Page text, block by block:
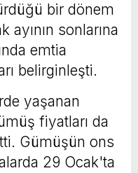
bir dönem
ayının sonlarına
emtia
belirginleşti.
yaşanan
fiyatları da
Gümüşün ons
29 Ocak'ta